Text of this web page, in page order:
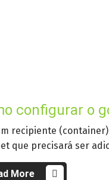
configurar o
recipiente
que precisará ser
More